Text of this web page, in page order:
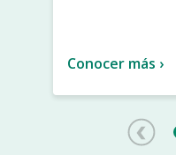
Conocer más ›